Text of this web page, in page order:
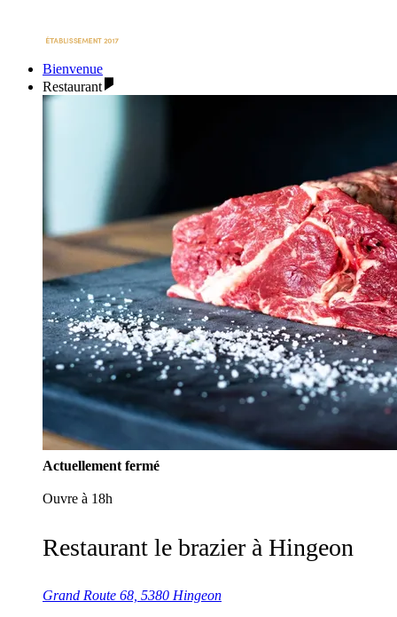
Bienvenue
Restaurant
Actuellement fermé
Ouvre à 18h
Restaurant le brazier à Hingeon
Grand Route 68, 5380 Hingeon